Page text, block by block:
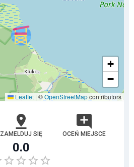
+
−
Leaflet | ©OpenStreetMapcontributors
ZAMELDUJ SIĘ OCEŃ MIEJSCE
0.0